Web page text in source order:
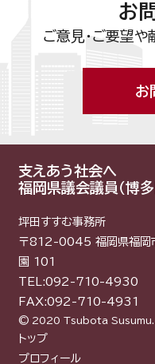
お
ご意見・ご要望
お
支えあう社会へ
福岡県議会議員（博
坪田すすむ事務所
〒812-0045 福岡県福岡
園 101
TEL:092-710-4930
FAX:092-710-4931
© 2020 Tsubota Susumu.
トップ
プロフィール